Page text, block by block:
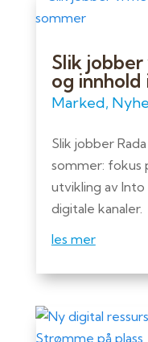
Slik
og innhold
Marked,
Slik jobber
sommer: fokus
utvikling av
digitale kanaler.
les mer